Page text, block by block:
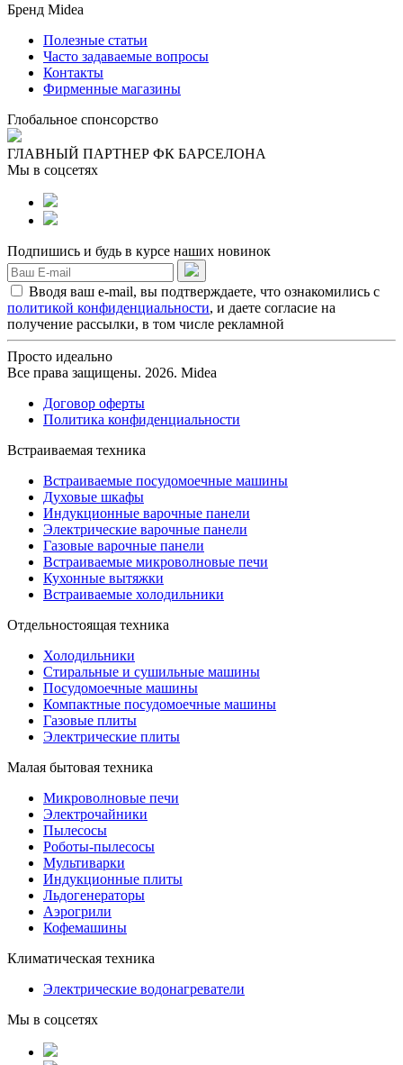
Бренд Midea
Полезные статьи
Часто задаваемые вопросы
Контакты
Фирменные магазины
Глобальное спонсорство
ГЛАВНЫЙ ПАРТНЕР ФК БАРСЕЛОНА
Мы в соцсетях
Подпишись и будь в курсе наших новинок
Вводя ваш e-mail, вы подтверждаете, что ознакомились с
политикой конфиденциальности, и даете согласие на
получение рассылки, в том числе рекламной
Просто идеально
Все права защищены. 2026. Midea
Договор оферты
Политика конфиденциальности
Встраиваемая техника
Встраиваемые посудомоечные машины
Духовые шкафы
Индукционные варочные панели
Электрические варочные панели
Газовые варочные панели
Встраиваемые микроволновые печи
Кухонные вытяжки
Встраиваемые холодильники
Отдельностоящая техника
Холодильники
Стиральные и сушильные машины
Посудомоечные машины
Компактные посудомоечные машины
Газовые плиты
Электрические плиты
Малая бытовая техника
Микроволновые печи
Электрочайники
Пылесосы
Роботы-пылесосы
Мультиварки
Индукционные плиты
Льдогенераторы
Аэрогрили
Кофемашины
Климатическая техника
Электрические водонагреватели
Мы в соцсетях